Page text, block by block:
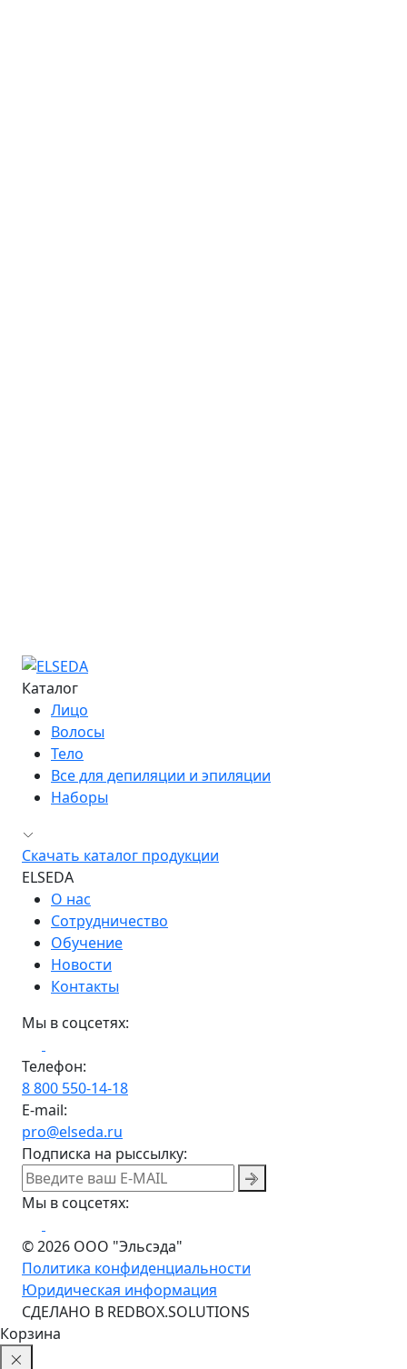
Каталог
Лицо
Волосы
Тело
Все для депиляции и эпиляции
Наборы
Скачать каталог продукции
ELSEDA
О нас
Сотрудничество
Обучение
Новости
Контакты
Мы в соцсетях:
Телефон:
8 800 550-14-18
E-mail:
pro@elseda.ru
Подписка на рыссылку:
Мы в соцсетях:
© 2026 ООО "Эльсэда"
Политика конфиденциальности
Юридическая информация
CДЕЛАНО В REDBOX.SOLUTIONS
Корзина